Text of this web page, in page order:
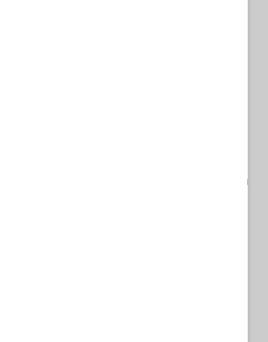
in Yemen, porterebbero a un
– con attacchi ai loro porti e ai loro
Arabi Uniti durante la guerra – arriverà
è ancora più urgente è il vero crollo del
degli Emirati Arabi Uniti in Asia
settimane, con l'apertura di sette
direttamente collegati al Corridoio